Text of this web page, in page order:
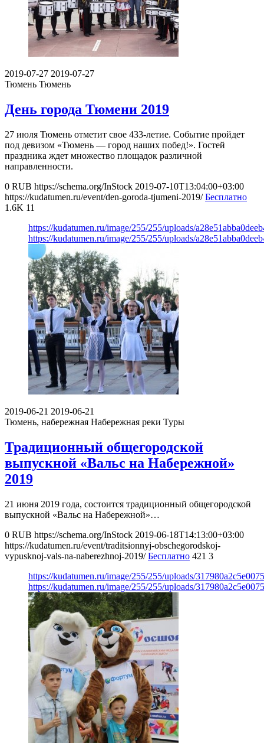
2019-07-27 2019-07-27
Тюмень Тюмень
День города Тюмени 2019
27 июля Тюмень отметит свое 433-летие. Событие пройдет
под девизом «Тюмень — город наших побед!». Гостей
праздника ждет множество площадок различной
направленности.
0 RUB https://schema.org/InStock 2019-07-10T13:04:00+03:00
https://kudatumen.ru/event/den-goroda-tjumeni-2019/ Бесплатно
1.6K 11
https://kudatumen.ru/image/255/255/uploads/
https://kudatumen.ru/image/255/255/uploads/
2019-06-21 2019-06-21
Тюмень, набережная Набережная реки Туры
Традиционный общегородской
выпускной «Вальс на Набережной»
2019
21 июня 2019 года, состоится традиционный общегородской
выпускной «Вальс на Набережной»…
0 RUB https://schema.org/InStock 2019-06-18T14:13:00+03:00
https://kudatumen.ru/event/traditsionnyj-obschegorodskoj-
vypusknoj-vals-na-naberezhnoj-2019/ Бесплатно 421 3
https://kudatumen.ru/image/255/255/uploads/
https://kudatumen.ru/image/255/255/uploads/